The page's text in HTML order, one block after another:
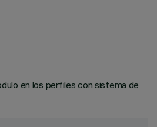
en los perfiles con sistema de